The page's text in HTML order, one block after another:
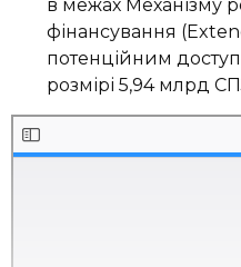
в межах Механізму
фінансування
потенційним
розмірі 5,94 млрд